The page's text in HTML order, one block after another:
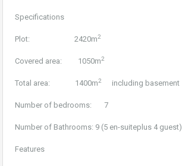
Specifications
Plot: 2420m2
Covered area: 1050m2
Total area: 1400m2 including basement
Number of bedrooms: 7
Number of Bathrooms: 9 (5 en-suiteplus 4 guest)
Features